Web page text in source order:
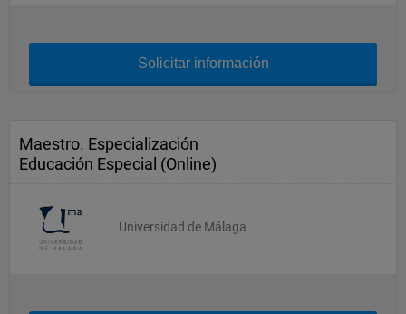
Solicitar información
Maestro. Especialización
Educación Especial (Online)
Universidad de Málaga